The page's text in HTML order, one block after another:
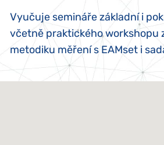
Vyučuje semináře základní i
včetně praktického workshopu
metodiku měření s EAMset i